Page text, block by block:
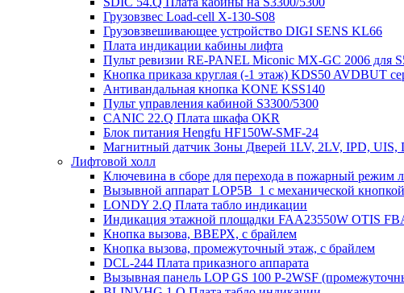
Грузовзвес Load-cell X-130-S08
Грузовзвешивающее устройство DIGI SENS KL66
Плата индикации кабины лифта
Пульт ревизии RE-PANEL Miconic MX-GC 2006 для
Кнопка приказа круглая (-1 этаж) KDS50 AVDBUT
Антивандальная кнопка KONE KSS140
Пульт управления кабиной S3300/5300
CANIC 22.Q Плата шкафа OKR
Блок питания Hengfu HF150W-SMF-24
Магнитный датчик Зоны Дверей 1LV, 2LV, IPD, UIS,
Лифтовой холл
Ключевина в сборе для перехода в пожарный режим
Вызывной аппарат LOP5B_1 с механической
LONDY 2.Q Плата табло индикации
Индикация этажной площадки FAA23550W OTIS
Кнопка вызова, ВВЕРХ, с брайлем
Кнопка вызова, промежуточный этаж, с брайлем
DCL-244 Плата приказного аппарата
Вызывная панель LOP GS 100 P-2WSF